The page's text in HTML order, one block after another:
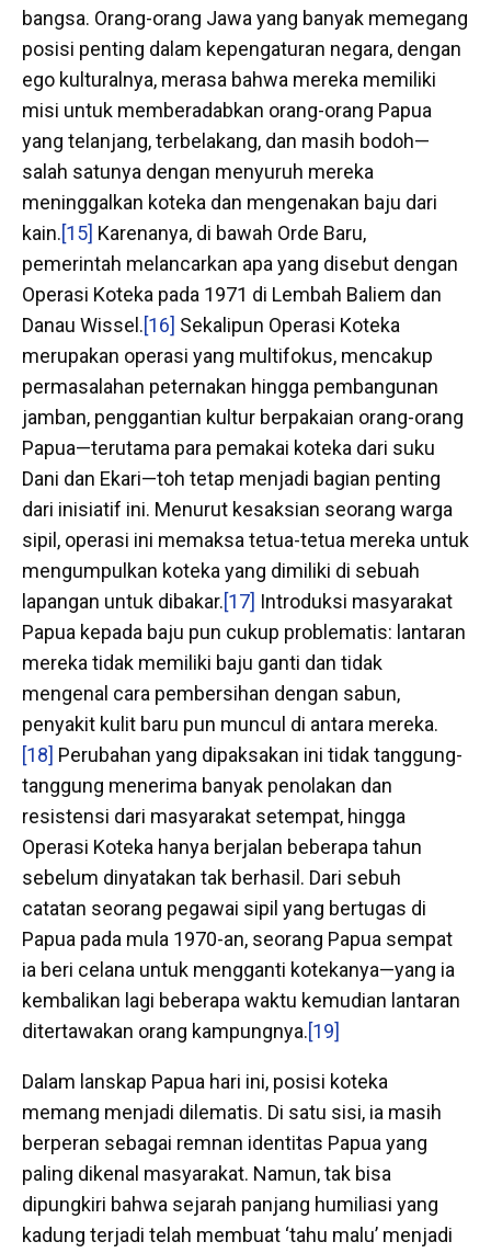
bangsa. Orang-orang Jawa yang banyak memegang
posisi penting dalam kepengaturan negara, dengan
ego kulturalnya, merasa bahwa mereka memiliki
misi untuk memberadabkan orang-orang Papua
yang telanjang, terbelakang, dan masih bodoh—
salah satunya dengan menyuruh mereka
meninggalkan koteka dan mengenakan baju dari
kain.[15] Karenanya, di bawah Orde Baru,
pemerintah melancarkan apa yang disebut dengan
Operasi Koteka pada 1971 di Lembah Baliem dan
Danau Wissel.[16] Sekalipun Operasi Koteka
merupakan operasi yang multifokus, mencakup
permasalahan peternakan hingga pembangunan
jamban, penggantian kultur berpakaian orang-orang
Papua—terutama para pemakai koteka dari suku
Dani dan Ekari—toh tetap menjadi bagian penting
dari inisiatif ini. Menurut kesaksian seorang warga
sipil, operasi ini memaksa tetua-tetua mereka untuk
mengumpulkan koteka yang dimiliki di sebuah
lapangan untuk dibakar.[17] Introduksi masyarakat
Papua kepada baju pun cukup problematis: lantaran
mereka tidak memiliki baju ganti dan tidak
mengenal cara pembersihan dengan sabun,
penyakit kulit baru pun muncul di antara mereka.
[18] Perubahan yang dipaksakan ini tidak tanggung-
tanggung menerima banyak penolakan dan
resistensi dari masyarakat setempat, hingga
Operasi Koteka hanya berjalan beberapa tahun
sebelum dinyatakan tak berhasil. Dari sebuh
catatan seorang pegawai sipil yang bertugas di
Papua pada mula 1970-an, seorang Papua sempat
ia beri celana untuk mengganti kotekanya—yang ia
kembalikan lagi beberapa waktu kemudian lantaran
ditertawakan orang kampungnya.[19]
Dalam lanskap Papua hari ini, posisi koteka
memang menjadi dilematis. Di satu sisi, ia masih
berperan sebagai remnan identitas Papua yang
paling dikenal masyarakat. Namun, tak bisa
dipungkiri bahwa sejarah panjang humiliasi yang
kadung terjadi telah membuat ‘tahu malu’ menjadi